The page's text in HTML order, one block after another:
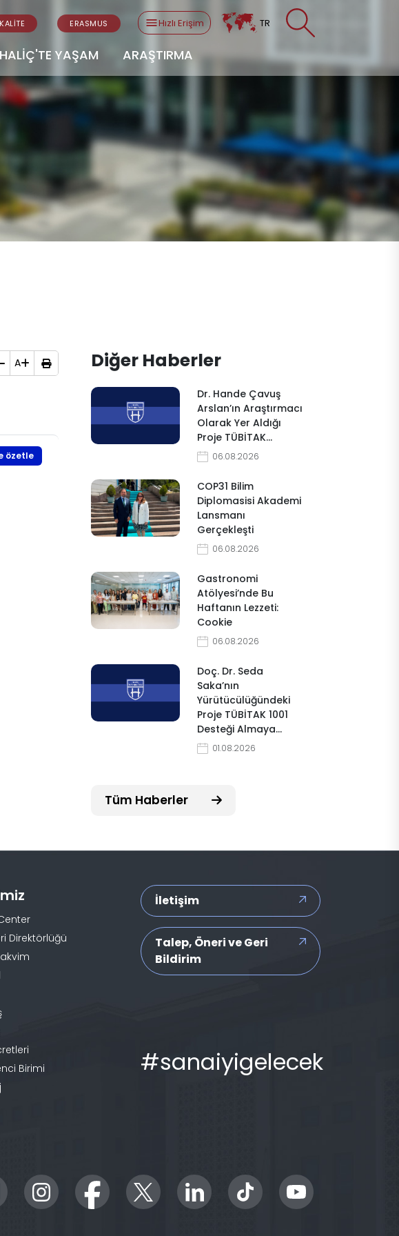
KALİTE ERASMUS Hızlı Erişim TR
HALİÇ'TE YAŞAM
ARAŞTIRMA
A
özetle
Diğer Haberler
Dr. Hande Çavuş
Arslan’ın Araştırmacı
Olarak Yer Aldığı
Proje TÜBİTAK…
06.08.2026
COP31 Bilim
Diplomasisi Akademi
Lansmanı
Gerçekleşti
06.08.2026
Gastronomi
Atölyesi’nde Bu
Haftanın Lezzeti:
Cookie
06.08.2026
Doç. Dr. Seda
Saka’nın
Yürütücülüğündeki
Proje TÜBİTAK 1001
Desteği Almaya…
01.08.2026
Tüm Haberler
Direktörlüğü
Birimi
İletişim
Talep, Öneri ve Geri
Bildirim
#sanaiyigelecek